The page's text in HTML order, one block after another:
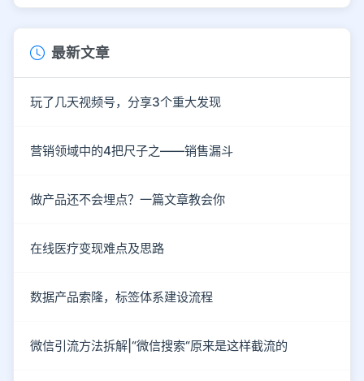
最新文章
玩了几天视频号，分享3个重大发现
营销领域中的4把尺子之——销售漏斗
做产品还不会埋点？一篇文章教会你
在线医疗变现难点及思路
数据产品索隆，标签体系建设流程
微信引流方法拆解|“微信搜索“原来是这样截流的